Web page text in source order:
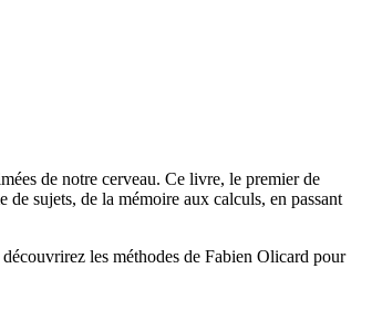
de notre cerveau. Ce livre, le premier de
sujets, de la mémoire aux calculs, en passant
les méthodes de Fabien Olicard pour